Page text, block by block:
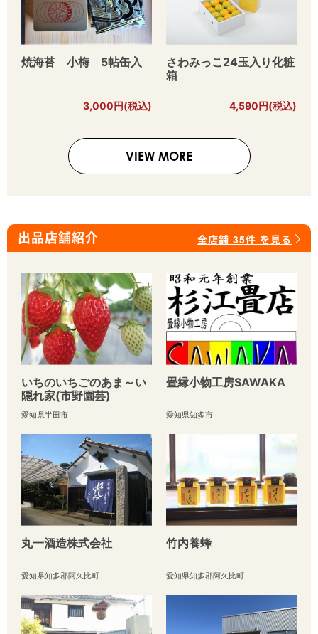
焼海苔 小梅 5帖缶入
3,000円(税込)
さわみっこ24玉入り化粧
箱
4,590円(税込)
VIEW MORE
出品店舗紹介 全店舗 35件 を見る
いちのいちごのあま～い
隠れ家(市野園芸)
愛知県半田市
畳縁小物工房SAWAKA
愛知県知多市
丸一酒造株式会社
愛知県知多郡阿久比町
竹内養蜂
愛知県知多郡阿久比町